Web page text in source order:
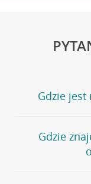
Gdzie jest
Jeśli szukasz
stronęPlacówki i
wygodna
Gdzie